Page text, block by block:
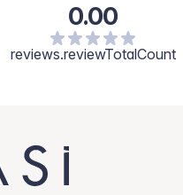
0.00
reviews.reviewTotalCount